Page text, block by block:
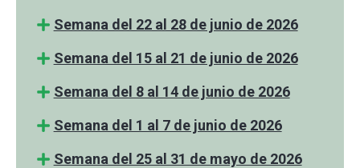
Semana del 22 al 28 de junio de 2026
Semana del 15 al 21 de junio de 2026
Semana del 8 al 14 de junio de 2026
Semana del 1 al 7 de junio de 2026
Semana del 25 al 31 de mayo de 2026